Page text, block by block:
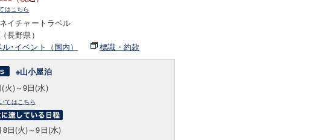
はこちら
イチャートラベル
長野県）
ル･イベント（国内） 標識・約款
※山小屋泊
火)～9日(水)
てはこちら
日(火)～9日(水)